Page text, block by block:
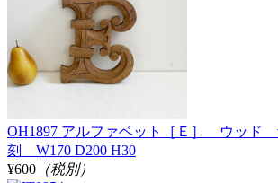
OH1897 アルファベット［Ｅ］ ウッ
刻 W170 D200 H30
¥600 （税別）